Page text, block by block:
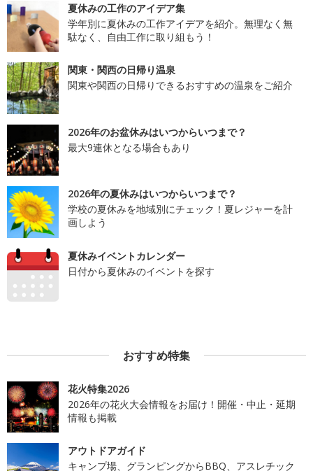
夏休みの工作のアイデア集
学年別に夏休みの工作アイデアを紹介。無理なく無
駄なく、自由工作に取り組もう！
関東・関西の日帰り温泉
関東や関西の日帰りできるおすすめの温泉をご紹介
2026年のお盆休みはいつからいつまで？
最大9連休となる場合もあり
2026年の夏休みはいつからいつまで？
学校の夏休みを地域別にチェック！夏レジャーを計
画しよう
夏休みイベントカレンダー
日付から夏休みのイベントを探す
おすすめ特集
花火特集2026
2026年の花火大会情報をお届け！開催・中止・延期
情報も掲載
アウトドアガイド
キャンプ場、グランピングからBBQ、アスレチック